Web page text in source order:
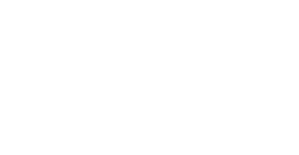
Es war alles optimal in